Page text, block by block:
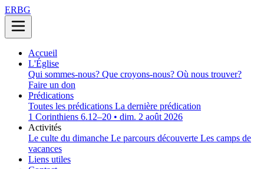
ERBG
Accueil
L'Église
Qui sommes-nous? Que croyons-nous? Où nous trouver?
Faire un don
Prédications
Toutes les prédications La dernière prédication
1 Corinthiens 6.12–20 • dim. 2 août 2026
Activités
Le culte du dimanche Le parcours découverte Les camps de
vacances
Liens utiles